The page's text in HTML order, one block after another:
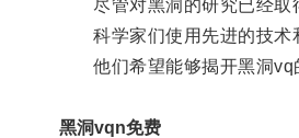
尽管对黑洞的研究已经取
科学家们使用先进的技术
他们希望能够揭开黑洞vq
黑洞vqn免费